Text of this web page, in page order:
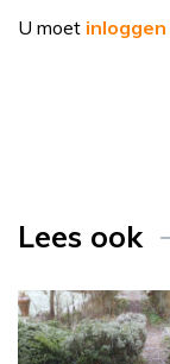
U moet inloggen
Lees ook